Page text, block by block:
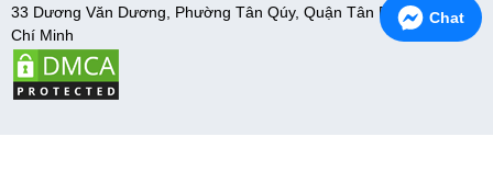
33 Dương Văn Dương, Phường Tân Qúy, Quận Tân Phú, TP. Hồ
Chí Minh
Chat